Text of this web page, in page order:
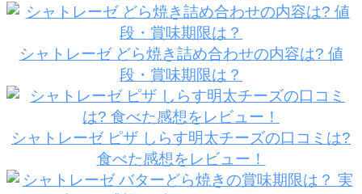
シャトレーゼ どら焼き詰め合わせの内容は? 値
段・賞味期限は？
シャトレーゼ ピザ しらす明太チーズの口コミは?
食べた感想をレビュー！